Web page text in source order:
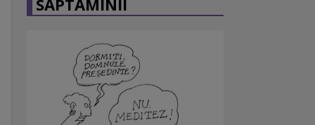
SĂPTĂMÎNII